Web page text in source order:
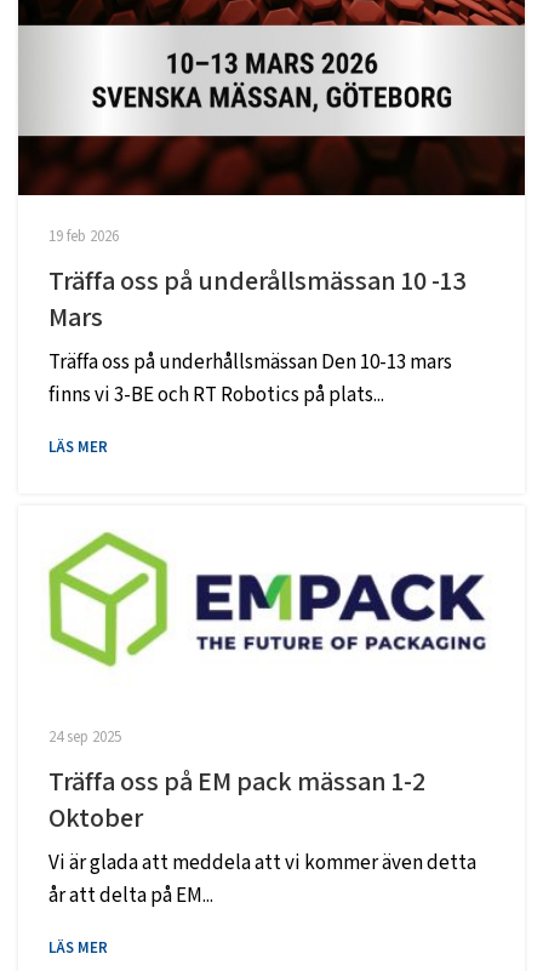
19 feb 2026
Träffa oss på underållsmässan 10 -13
Mars
Träffa oss på underhållsmässan Den 10-13 mars
finns vi 3-BE och RT Robotics på plats...
LÄS MER
24 sep 2025
Träffa oss på EM pack mässan 1-2
Oktober
Vi är glada att meddela att vi kommer även detta
år att delta på EM...
LÄS MER